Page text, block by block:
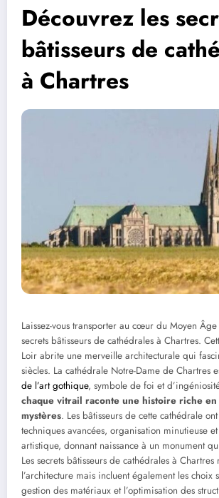
Découvrez les
bâtisseurs de
à Chartres
Laissez-vous transporter au cœur du Moyen
secrets bâtisseurs de cathédrales à Chartres.
Loir abrite une merveille architecturale qui
siècles. La cathédrale Notre-Dame de Chartres
de l’art gothique, symbole de foi et
chaque vitrail raconte une histoire riche en
mystères. Les bâtisseurs de cette cathédrale
techniques avancées, organisation minutieuse
artistique, donnant naissance à un monument
Les secrets bâtisseurs de cathédrales à
l’architecture mais incluent également les choix
gestion des matériaux et l’optimisation des